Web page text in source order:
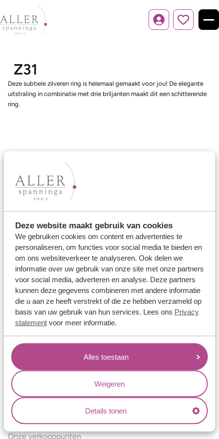
Deze website maakt gebruik van cookies
We gebruiken cookies om content en advertenties te
personaliseren, om functies voor social media te bieden en
om ons websiteverkeer te analyseren. Ook delen we
informatie over uw gebruik van onze site met onze partners
voor social media, adverteren en analyse. Deze partners
kunnen deze gegevens combineren met andere informatie
die u aan ze heeft verstrekt of die ze hebben verzameld op
basis van uw gebruik van hun services. Lees ons Privacy
statementvoor meer informatie.
Alles toestaan
Weigeren
Details tonen
Inloggen
Z31
Deze subtiele zilveren ring is helemaal gemaakt voor jou! De elegante
uitstraling in combinatie met drie briljanten maakt dit een schitterende
ring.
Ons aanbod
Trouwringen
Verlovingsringen
Vriendschapsringen
Over ons
Aller Spanninga
Historie
Certificaten
Blogs
Jouw voordelen
Conflictvrije Materialen
Oneindig veel mogelijkheden
Kwaliteit
Juweliers & Contact
Onze verkooppunten